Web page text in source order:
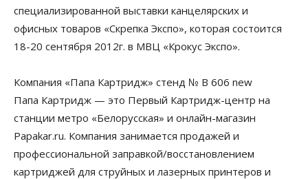
специализированной выставки канцелярских и
офисных товаров «Скрепка Экспо», которая состоится
18-20 сентября 2012г. в МВЦ «Крокус Экспо».
Компания «Папа Картридж» стенд № B 606 new
Папа Картридж — это Первый Картридж-центр на
станции метро «Белорусская» и онлайн-магазин
Papakar.ru. Компания занимается продажей и
профессиональной заправкой/восстановлением
картриджей для струйных и лазерных принтеров и